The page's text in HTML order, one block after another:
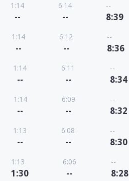
1:14
--
6:14
--
--
8:39
1:14
--
6:12
--
--
8:36
1:14
--
6:11
--
--
8:34
1:14
--
6:09
--
--
8:32
1:13
--
6:08
--
--
8:30
1:13
1:30
6:06
--
--
8:28